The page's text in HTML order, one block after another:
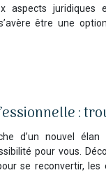
aspects
être une
:
d’un nouvel
pour vous.
se reconvertir,